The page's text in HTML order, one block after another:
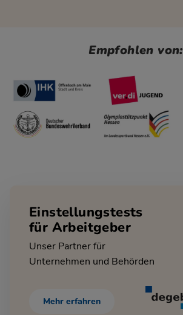
Empfohlen von:
Einstellungstests
für Arbeitgeber
Unser Partner für
Unternehmen und Behörden
Mehr erfahren